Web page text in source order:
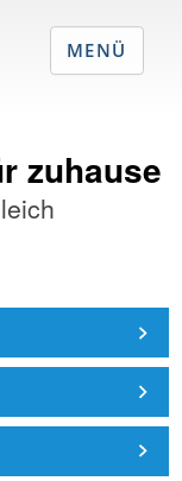
zuhause
MENÜ